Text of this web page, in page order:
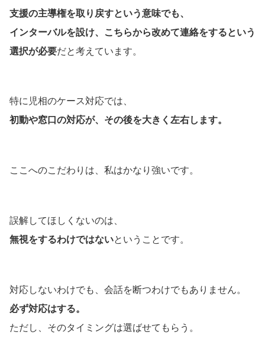
支援の主導権を取り戻すという意味でも、
インターバルを設け、こちらから改めて連絡をするという
選択が必要だと考えています。
特に児相のケース対応では、
初動や窓口の対応が、その後を大きく左右します。
ここへのこだわりは、私はかなり強いです。
誤解してほしくないのは、
無視をするわけではないということです。
対応しないわけでも、会話を断つわけでもありません。
必ず対応はする。
ただし、そのタイミングは選ばせてもらう。